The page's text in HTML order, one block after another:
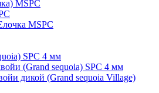
MSPC
MSPC
SPC 4 мм
(Grand sequoia) SPC 4 мм
дикой (Grand sequoia Village)